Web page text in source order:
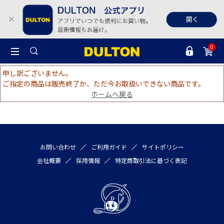
0
申し訳ございません。
ご指定の商品は販売終了か、ただ今お取扱いできない商品です。
ホームへ戻る
お問い合わせ ご利用ガイド
サイトポリシー
会社概要
採用情報 特定商取引法に基づく表記